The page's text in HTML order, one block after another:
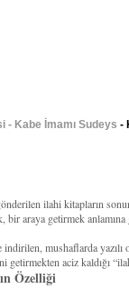
- Kabe İmamı Sudeys -
ilahi kitapların
bir araya getirmek
indirilen, mushaflarda
getirmekten aciz kaldığı
Özelliği